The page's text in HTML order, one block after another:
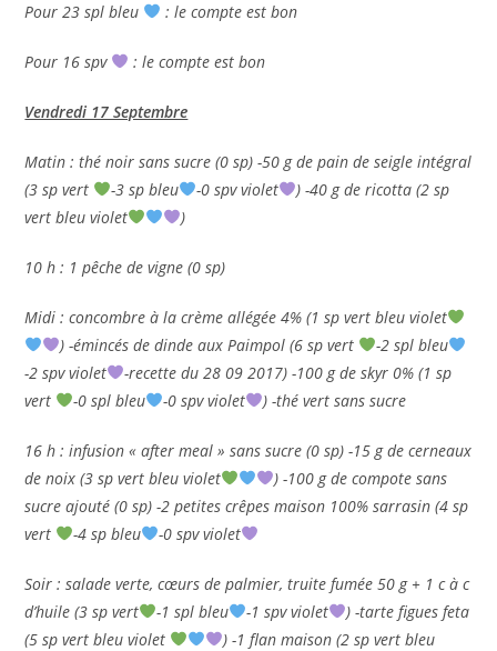
Pour 23 spl bleu : le compte est bon
Pour 16 spv : le compte est bon
Vendredi 17 Septembre
Matin : thé noir sans sucre (0 sp) -50 g de pain de seigle intégral
(3 sp vert
-3 sp bleu -0 spv violet
) -40 g de ricotta (2 sp
vert bleu violet
)
10 h : 1 pêche de vigne (0 sp)
Midi : concombre à la crème allégée 4% (1 sp vert bleu violet
) -émincés de dinde aux Paimpol (6 sp vert
-2 spl bleu
-2 spv violet
-recette du 28 09 2017) -100 g de skyr 0% (1 sp
vert
-0 spl bleu -0 spv violet ) -thé vert sans sucre
16 h : infusion « after meal » sans sucre (0 sp) -15 g de cerneaux
de noix (3 sp vert bleu violet
) -100 g de compote sans
sucre ajouté (0 sp) -2 petites crêpes maison 100% sarrasin (4 sp
vert
-4 sp bleu -0 spv violet
Soir : salade verte, cœurs de palmier, truite fumée 50 g + 1 c à c
d’huile (3 sp vert
-1 spl bleu -1 spv violet
) -tarte figues feta
(5 sp vert bleu violet
) -1 flan maison (2 sp vert bleu